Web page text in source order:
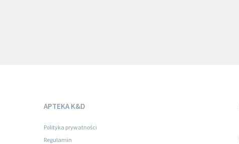
APTEKA K&D
Polityka prywatności
Regulamin